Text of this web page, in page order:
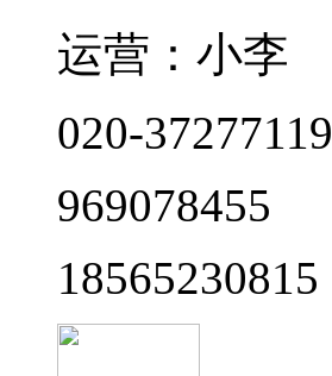
运营：小李
020-37277119
969078455
18565230815